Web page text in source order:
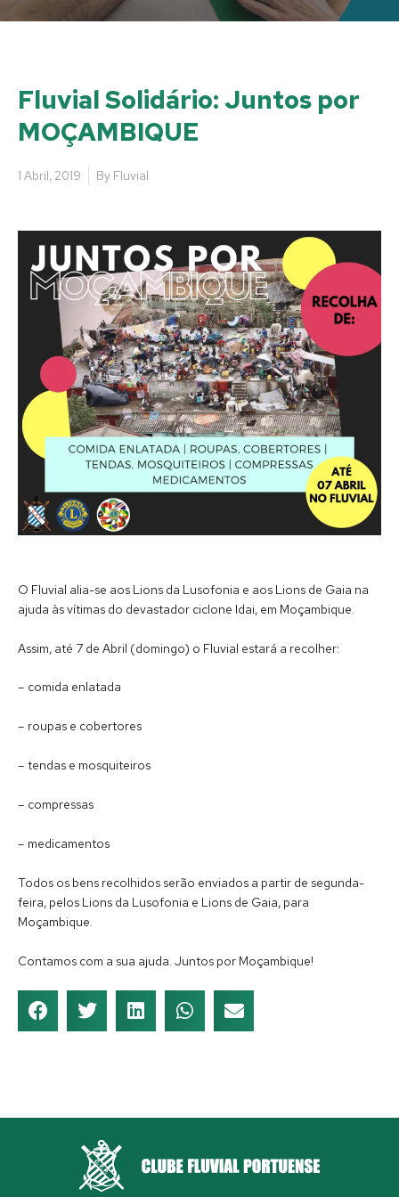
Fluvial Solidário: Juntos por
MOÇAMBIQUE
1 Abril, 2019 By Fluvial
O Fluvial alia-se aos Lions da Lusofonia e aos Lions de Gaia na
ajuda às vítimas do devastador ciclone Idai, em Moçambique.
Assim, até 7 de Abril (domingo) o Fluvial estará a recolher:
– comida enlatada
– roupas e cobertores
– tendas e mosquiteiros
– compressas
– medicamentos
Todos os bens recolhidos serão enviados a partir de segunda-
feira, pelos Lions da Lusofonia e Lions de Gaia, para
Moçambique.
Contamos com a sua ajuda. Juntos por Moçambique!